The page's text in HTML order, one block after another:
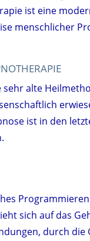
ist eine
menschlicher
sehr alte
ist in den
sich auf das
durch die